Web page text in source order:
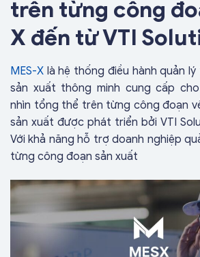
trên từng công
X đến từ VTI
MES-X là hệ thống điều hành quản
sản xuất thông minh cung cấp
nhìn tổng thể trên từng công đoạn
sản xuất được phát triển bởi VTI
Với khả năng hỗ trợ doanh nghiệp
từng công đoạn sản xuất